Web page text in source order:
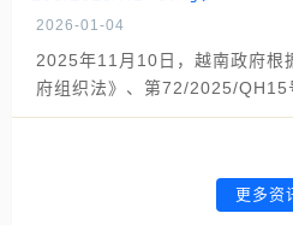
2026-01-04
2025年11月10日，越南政府
府组织法》、第72/2025/
更多资